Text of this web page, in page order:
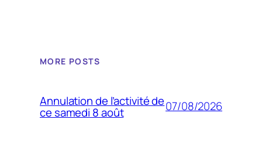
MORE POSTS
Annulation de l’activité de
ce samedi 8 août 07/08/2026